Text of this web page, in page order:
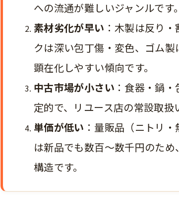
への流通が難しいジャンルです。
素材劣化が早い ：木製は反り
クは深い包丁傷・変色、ゴム
顕在化しやすい傾向です。
中古市場が小さい ：食器・鍋
定的で、リユース店の常設取扱
単価が低い ：量販品（ニトリ
は新品でも数百〜数千円のた
構造です。